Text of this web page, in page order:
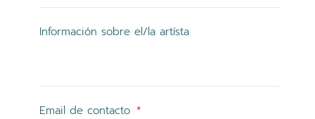
Información sobre el/la artísta
Email de contacto